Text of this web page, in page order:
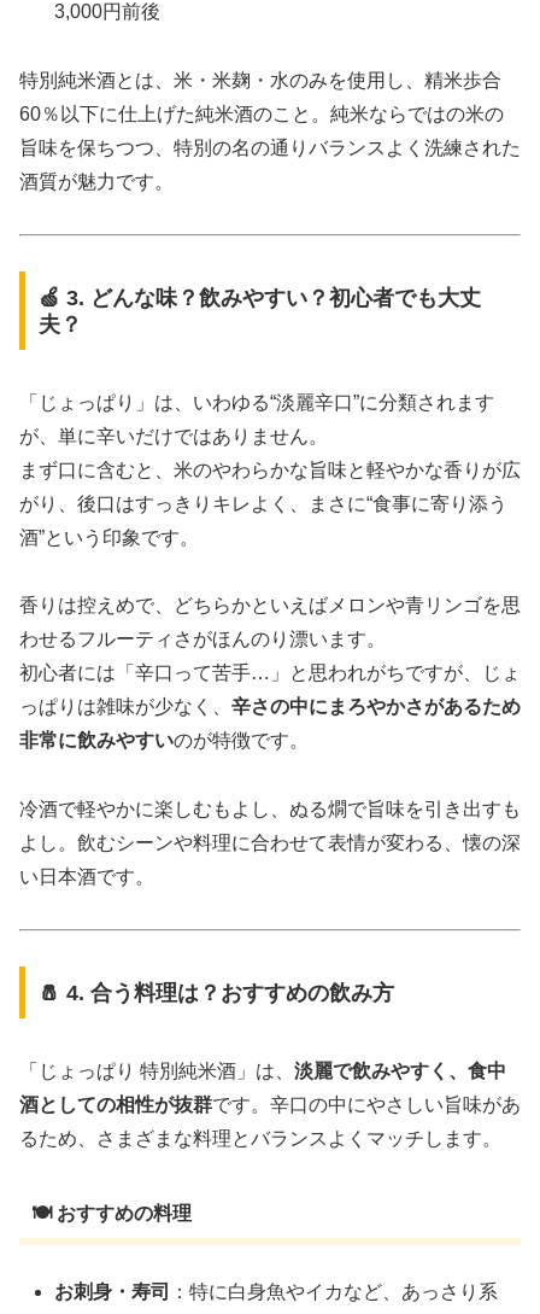
3,000円前後
特別純米酒とは、米・米麹・水のみを使用し、精米歩合
60％以下に仕上げた純米酒のこと。純米ならではの米の
旨味を保ちつつ、特別の名の通りバランスよく洗練された
酒質が魅力です。
🍏 3. どんな味？飲みやすい？初心者でも大丈
夫？
「じょっぱり」は、いわゆる“淡麗辛口”に分類されます
が、単に辛いだけではありません。
まず口に含むと、米のやわらかな旨味と軽やかな香りが広
がり、後口はすっきりキレよく、まさに“食事に寄り添う
酒”という印象です。
香りは控えめで、どちらかといえばメロンや青リンゴを思
わせるフルーティさがほんのり漂います。
初心者には「辛口って苦手…」と思われがちですが、じょ
っぱりは雑味が少なく、 辛さの中にまろやかさがあるため
非常に飲みやすいのが特徴です。
冷酒で軽やかに楽しむもよし、ぬる燗で旨味を引き出すも
よし。飲むシーンや料理に合わせて表情が変わる、懐の深
い日本酒です。
🧂 4. 合う料理は？おすすめの飲み方
「じょっぱり 特別純米酒」は、 淡麗で飲みやすく、食中
酒としての相性が抜群です。辛口の中にやさしい旨味があ
るため、さまざまな料理とバランスよくマッチします。
🍽️ おすすめの料理
お刺身・寿司
：特に白身魚やイカなど、あっさり系